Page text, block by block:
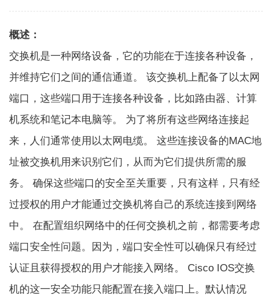
概述：
交换机是一种网络设备，它的功能在于连接各种设备，
并维持它们之间的通信通道。 该交换机上配备了以太网
端口，这些端口用于连接各种设备，比如路由器、计算
机系统和笔记本电脑等。 为了将所有这些网络连接起
来，人们通常使用以太网电缆。 这些连接设备的MAC地
址被交换机用来识别它们，从而为它们提供所需的服
务。 确保这些端口的安全至关重要，只有这样，只有经
过授权的用户才能通过交换机将自己的系统连接到网络
中。 在配置组织网络中的任何交换机之前，都需要考虑
端口安全性问题。因为，端口安全性可以确保只有经过
认证且获得授权的用户才能接入网络。 Cisco IOS交换
机的这一安全功能只能配置在接入端口上。默认情况